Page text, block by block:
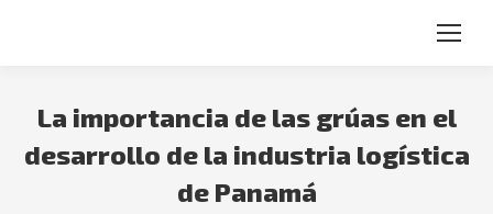
Search:
La importancia de las grúas en el
desarrollo de la industria logística
de Panamá